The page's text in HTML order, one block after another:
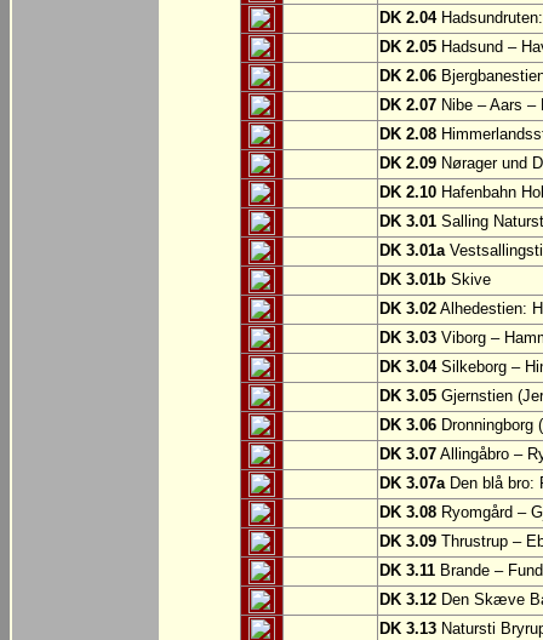
DK 2.04
DK 2.05 Hadsund –
DK 2.06
DK 2.07 Nibe – Aars –
DK 2.08
DK 2.09 Nørager und
DK 2.10 Hafenbahn
DK 3.01 Salling
DK 3.01a
DK 3.01b Skive
DK 3.02 Alhedestien:
DK 3.03 Viborg –
DK 3.04Silkeborg –
DK 3.05 Gjernstien
DK 3.06 Dronningborg
DK 3.07 Allingåbro –
DK 3.07aDen blå bro:
DK 3.08 Ryomgård –
DK 3.09 Thrustrup –
DK 3.11 Brande –
DK 3.12 Den Skæve
DK 3.13 Natursti